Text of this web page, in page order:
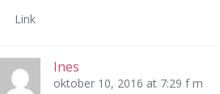
Link
Ines
oktober 10, 2016 at 7:29 f m